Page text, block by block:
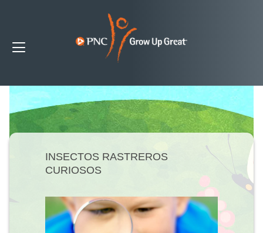
INSECTOS RASTREROS
CURIOSOS